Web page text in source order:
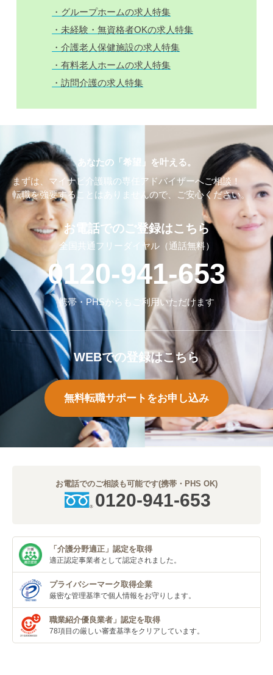
・グループホームの求人特集
・未経験・無資格者OKの求人特集
・介護老人保健施設の求人特集
・有料老人ホームの求人特集
・訪問介護の求人特集
あなたの「希望」を叶える。
まずは、マイナビ介護職の専任アドバイザーへご相談！
転職を強要することはありませんので、ご安⼼ください。
WEBでの登録はこちら
無料転職サポートをお申し込み
お電話でのご登録はこちら
全国共通フリーダイヤル（通話無料）
0120-941-653
携帯・PHSからもご利用いただけます
お電話でのご相談も可能です(携帯・PHS OK)
0120-941-653
「介護分野適正」 認定を取得
適正認定事業者として認定されました。
プライバシーマーク取得企業
厳密な管理基準で個人情報をお守りします。
職業紹介優良業者」 認定を取得
78項目の厳しい審査基準をクリアしています。